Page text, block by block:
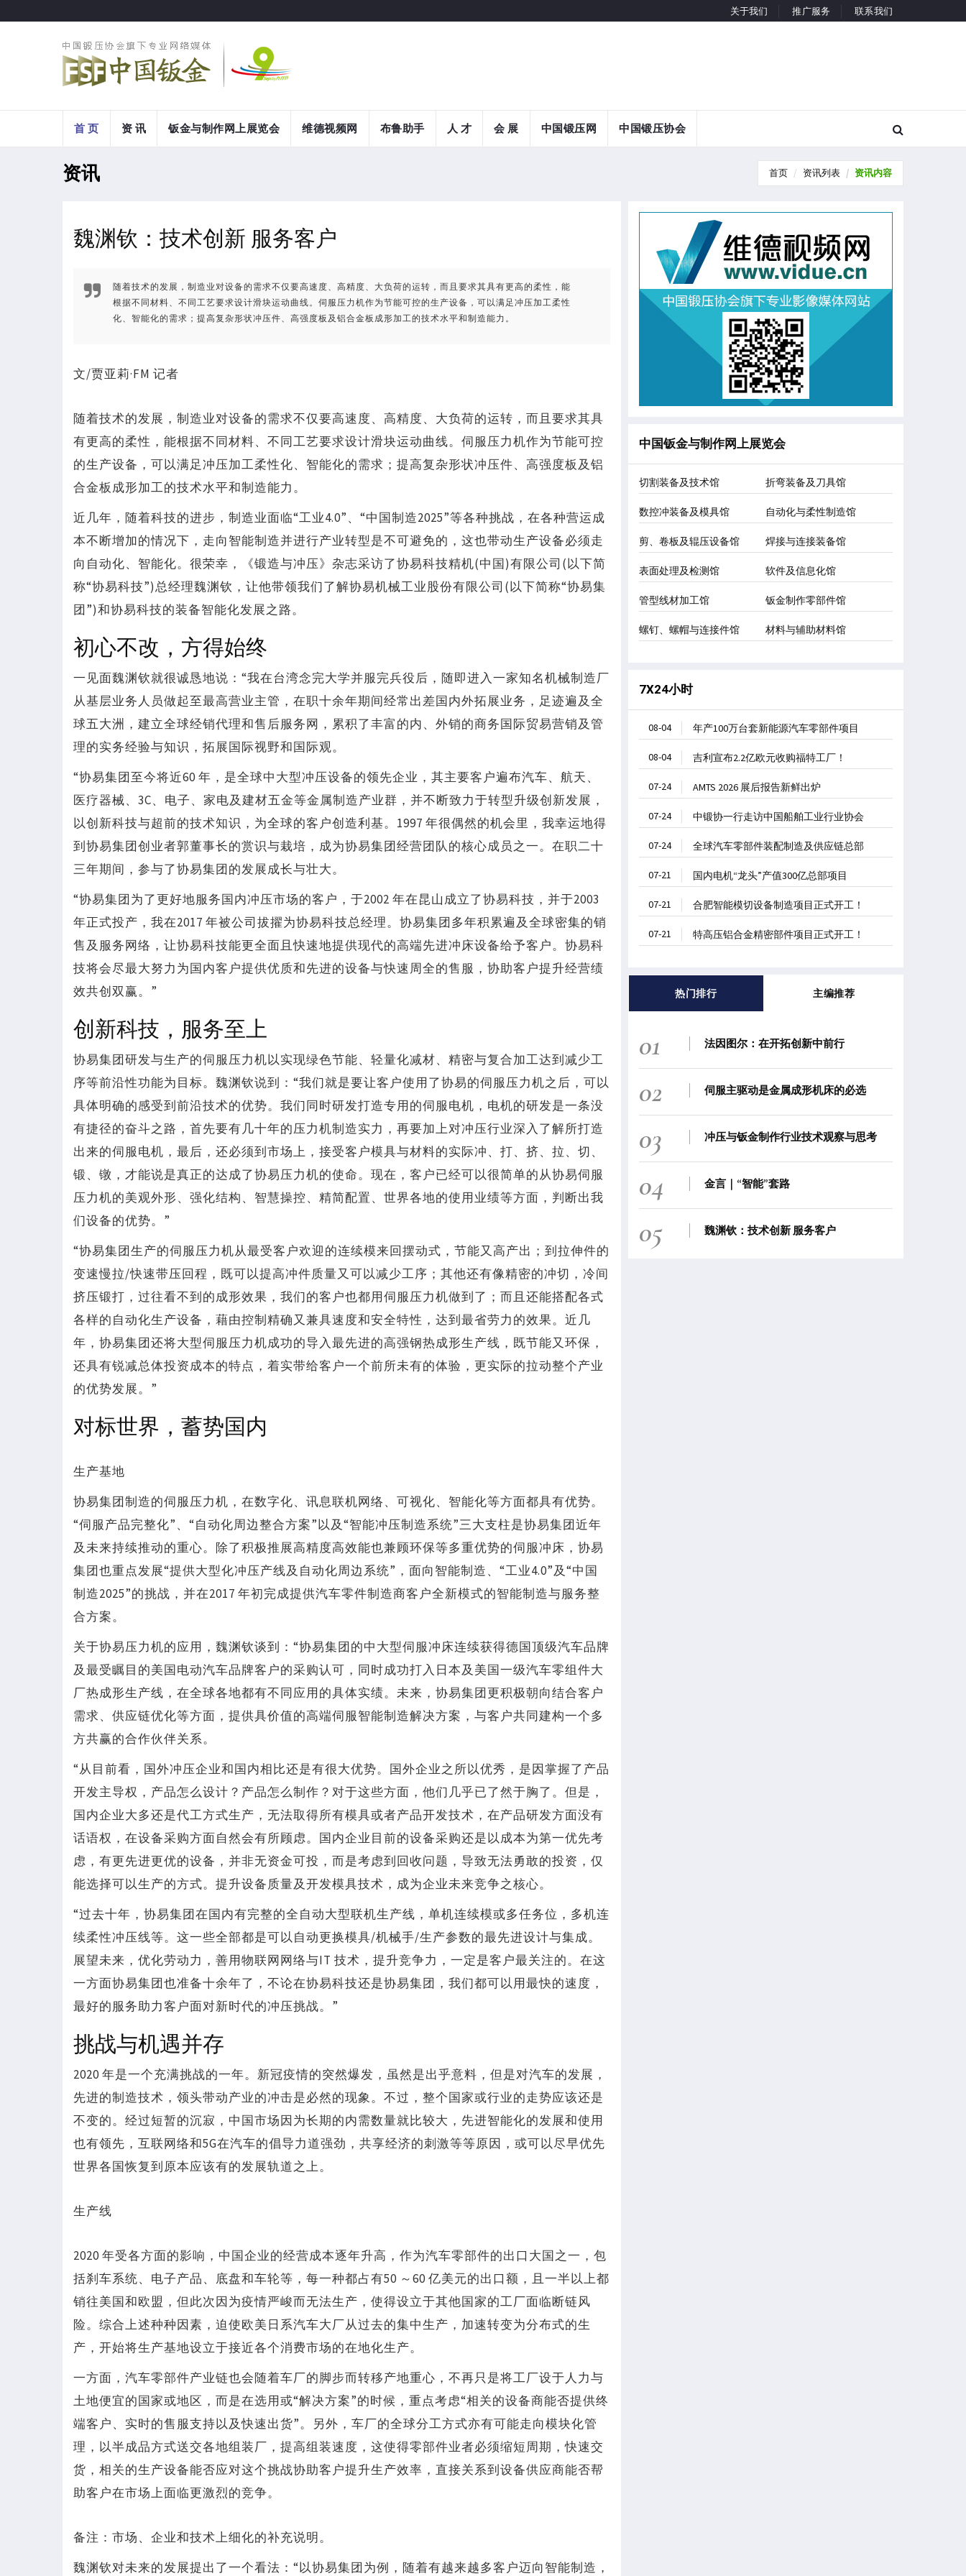
关于我们 推广服务 联系我们
首 页 资 讯 钣金与制作网上展览会 维德视频网 布鲁助手 人 才 会 展 中国锻压网 中国锻压协会
资讯 首页 资讯列表 资讯内容
魏渊钦：技术创新 服务客户
随着技术的发展，制造业对设备的需求不仅要高速度、高精度、大负荷的运转，而且要求其具有更高的柔性，能
根据不同材料、不同工艺要求设计滑块运动曲线。伺服压力机作为节能可控的生产设备，可以满足冲压加工柔性
化、智能化的需求；提高复杂形状冲压件、高强度板及铝合金板成形加工的技术水平和制造能力。
文/贾亚莉·FM 记者
随着技术的发展，制造业对设备的需求不仅要高速度、高精度、大负荷的运转，而且要求其具
有更高的柔性，能根据不同材料、不同工艺要求设计滑块运动曲线。伺服压力机作为节能可控
的生产设备，可以满足冲压加工柔性化、智能化的需求；提高复杂形状冲压件、高强度板及铝
合金板成形加工的技术水平和制造能力。
近几年，随着科技的进步，制造业面临“工业4.0”、“中国制造2025”等各种挑战，在各种营运成
本不断增加的情况下，走向智能制造并进行产业转型是不可避免的，这也带动生产设备必须走
向自动化、智能化。很荣幸，《锻造与冲压》杂志采访了协易科技精机(中国)有限公司(以下简
称“协易科技”)总经理魏渊钦，让他带领我们了解协易机械工业股份有限公司(以下简称“协易集
团”)和协易科技的装备智能化发展之路。
初心不改，方得始终
一见面魏渊钦就很诚恳地说：“我在台湾念完大学并服完兵役后，随即进入一家知名机械制造厂
从基层业务人员做起至最高营业主管，在职十余年期间经常出差国内外拓展业务，足迹遍及全
球五大洲，建立全球经销代理和售后服务网，累积了丰富的内、外销的商务国际贸易营销及管
理的实务经验与知识，拓展国际视野和国际观。
“协易集团至今将近60 年，是全球中大型冲压设备的领先企业，其主要客户遍布汽车、航天、
医疗器械、3C、电子、家电及建材五金等金属制造产业群，并不断致力于转型升级创新发展，
以创新科技与超前的技术知识，为全球的客户创造利基。1997 年很偶然的机会里，我幸运地得
到协易集团创业者郭董事长的赏识与栽培，成为协易集团经营团队的核心成员之一。在职二十
三年期间，参与了协易集团的发展成长与壮大。
“协易集团为了更好地服务国内冲压市场的客户，于2002 年在昆山成立了协易科技，并于2003
年正式投产，我在2017 年被公司拔擢为协易科技总经理。协易集团多年积累遍及全球密集的销
售及服务网络，让协易科技能更全面且快速地提供现代的高端先进冲床设备给予客户。协易科
技将会尽最大努力为国内客户提供优质和先进的设备与快速周全的售服，协助客户提升经营绩
效共创双赢。”
创新科技，服务至上
协易集团研发与生产的伺服压力机以实现绿色节能、轻量化减材、精密与复合加工达到减少工
序等前沿性功能为目标。魏渊钦说到：“我们就是要让客户使用了协易的伺服压力机之后，可以
具体明确的感受到前沿技术的优势。我们同时研发打造专用的伺服电机，电机的研发是一条没
有捷径的奋斗之路，首先要有几十年的压力机制造实力，再要加上对冲压行业深入了解所打造
出来的伺服电机，最后，还必须到市场上，接受客户模具与材料的实际冲、打、挤、拉、切、
锻、镦，才能说是真正的达成了协易压力机的使命。现在，客户已经可以很简单的从协易伺服
压力机的美观外形、强化结构、智慧操控、精简配置、世界各地的使用业绩等方面，判断出我
们设备的优势。”
“协易集团生产的伺服压力机从最受客户欢迎的连续模来回摆动式，节能又高产出；到拉伸件的
变速慢拉/快速带压回程，既可以提高冲件质量又可以减少工序；其他还有像精密的冲切，冷间
挤压锻打，过往看不到的成形效果，我们的客户也都用伺服压力机做到了；而且还能搭配各式
各样的自动化生产设备，藉由控制精确又兼具速度和安全特性，达到最省劳力的效果。近几
年，协易集团还将大型伺服压力机成功的导入最先进的高强钢热成形生产线，既节能又环保，
还具有锐减总体投资成本的特点，着实带给客户一个前所未有的体验，更实际的拉动整个产业
的优势发展。”
对标世界，蓄势国内
生产基地
协易集团制造的伺服压力机，在数字化、讯息联机网络、可视化、智能化等方面都具有优势。
“伺服产品完整化”、“自动化周边整合方案”以及“智能冲压制造系统”三大支柱是协易集团近年
及未来持续推动的重心。除了积极推展高精度高效能也兼顾环保等多重优势的伺服冲床，协易
集团也重点发展“提供大型化冲压产线及自动化周边系统”，面向智能制造、“工业4.0”及“中国
制造2025”的挑战，并在2017 年初完成提供汽车零件制造商客户全新模式的智能制造与服务整
合方案。
关于协易压力机的应用，魏渊钦谈到：“协易集团的中大型伺服冲床连续获得德国顶级汽车品牌
及最受瞩目的美国电动汽车品牌客户的采购认可，同时成功打入日本及美国一级汽车零组件大
厂热成形生产线，在全球各地都有不同应用的具体实绩。未来，协易集团更积极朝向结合客户
需求、供应链优化等方面，提供具价值的高端伺服智能制造解决方案，与客户共同建构一个多
方共赢的合作伙伴关系。
“从目前看，国外冲压企业和国内相比还是有很大优势。国外企业之所以优秀，是因掌握了产品
开发主导权，产品怎么设计？产品怎么制作？对于这些方面，他们几乎已了然于胸了。但是，
国内企业大多还是代工方式生产，无法取得所有模具或者产品开发技术，在产品研发方面没有
话语权，在设备采购方面自然会有所顾虑。国内企业目前的设备采购还是以成本为第一优先考
虑，有更先进更优的设备，并非无资金可投，而是考虑到回收问题，导致无法勇敢的投资，仅
能选择可以生产的方式。提升设备质量及开发模具技术，成为企业未来竞争之核心。
“过去十年，协易集团在国内有完整的全自动大型联机生产线，单机连续模或多任务位，多机连
续柔性冲压线等。这一些全部都是可以自动更换模具/机械手/生产参数的最先进设计与集成。
展望未来，优化劳动力，善用物联网网络与IT 技术，提升竞争力，一定是客户最关注的。在这
一方面协易集团也准备十余年了，不论在协易科技还是协易集团，我们都可以用最快的速度，
最好的服务助力客户面对新时代的冲压挑战。”
挑战与机遇并存
2020 年是一个充满挑战的一年。新冠疫情的突然爆发，虽然是出乎意料，但是对汽车的发展，
先进的制造技术，领头带动产业的冲击是必然的现象。不过，整个国家或行业的走势应该还是
不变的。经过短暂的沉寂，中国市场因为长期的内需数量就比较大，先进智能化的发展和使用
也有领先，互联网络和5G在汽车的倡导力道强劲，共享经济的刺激等等原因，或可以尽早优先
世界各国恢复到原本应该有的发展轨道之上。
生产线
2020 年受各方面的影响，中国企业的经营成本逐年升高，作为汽车零部件的出口大国之一，包
括刹车系统、电子产品、底盘和车轮等，每一种都占有50 ～60 亿美元的出口额，且一半以上都
销往美国和欧盟，但此次因为疫情严峻而无法生产，使得设立于其他国家的工厂面临断链风
险。综合上述种种因素，迫使欧美日系汽车大厂从过去的集中生产，加速转变为分布式的生
产，开始将生产基地设立于接近各个消费市场的在地化生产。
一方面，汽车零部件产业链也会随着车厂的脚步而转移产地重心，不再只是将工厂设于人力与
土地便宜的国家或地区，而是在选用或“解决方案”的时候，重点考虑“相关的设备商能否提供终
端客户、实时的售服支持以及快速出货”。另外，车厂的全球分工方式亦有可能走向模块化管
理，以半成品方式送交各地组装厂，提高组装速度，这使得零部件业者必须缩短周期，快速交
货，相关的生产设备能否应对这个挑战协助客户提升生产效率，直接关系到设备供应商能否帮
助客户在市场上面临更激烈的竞争。
备注：市场、企业和技术上细化的补充说明。
魏渊钦对未来的发展提出了一个看法：“以协易集团为例，随着有越来越多客户迈向智能制造，
中国钣金与制作网上展览会
切割装备及技术馆 折弯装备及刀具馆
数控冲装备及模具馆 自动化与柔性制造馆
剪、卷板及辊压设备馆 焊接与连接装备馆
表面处理及检测馆 软件及信息化馆
管型线材加工馆 钣金制作零部件馆
螺钉、螺帽与连接件馆 材料与辅助材料馆
7X24小时
08-04 年产100万台套新能源汽车零部件项目
08-04 吉利宣布2.2亿欧元收购福特工厂！
07-24 AMTS 2026 展后报告新鲜出炉
07-24 中锻协一行走访中国船舶工业行业协会
07-24 全球汽车零部件装配制造及供应链总部
07-21 国内电机“龙头”产值300亿总部项目
07-21 合肥智能模切设备制造项目正式开工！
07-21 特高压铝合金精密部件项目正式开工！
热门排行 主编推荐
01 法因图尔：在开拓创新中前行
02 伺服主驱动是金属成形机床的必选
03 冲压与钣金制作行业技术观察与思考
04 金言｜“智能”套路
05 魏渊钦：技术创新 服务客户